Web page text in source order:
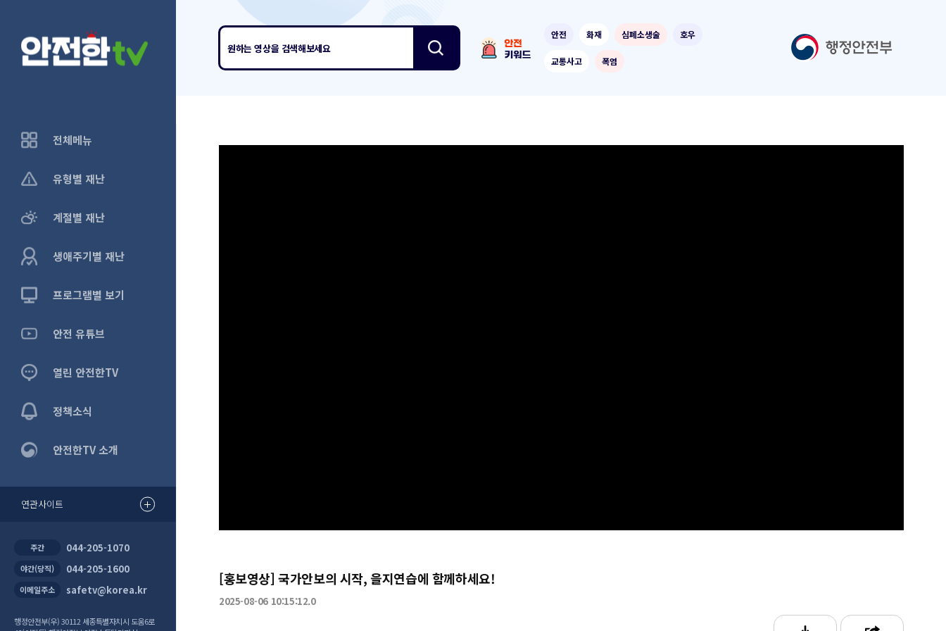
원하는 영상을 검색해보세요
안전 화재 심폐소생술 호우
교통사고 폭염
전체메뉴
유형별 재난
계절별 재난
생애주기별 재난
프로그램별 보기
안전 유튜브
열린 안전한TV
정책소식
안전한TV 소개
연관사이트
주간 044-205-1070
야간(당직) 044-205-1600
이메일주소 safetv@korea.kr
행정안전부(우) 30112 세종특별자치시 도움6로
[홍보영상] 국가안보의 시작, 을지연습에 함께하세요!
2025-08-06 10:15:12.0